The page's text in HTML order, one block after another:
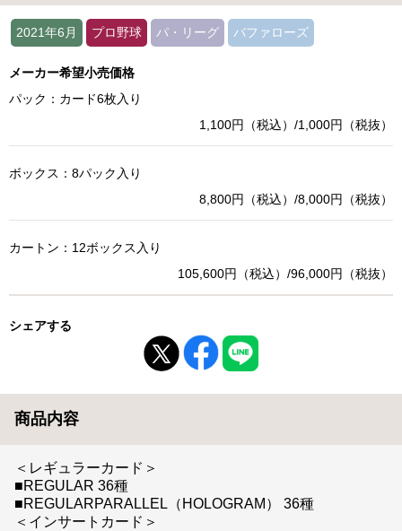
2021年6月 プロ野球 パ・リーグ バファローズ
メーカー希望小売価格
パック：カード6枚入り
1,100円（税込）/1,000円（税抜）
ボックス：8パック入り
8,800円（税込）/8,000円（税抜）
カートン：12ボックス入り
105,600円（税込）/96,000円（税抜）
シェアする
商品内容
＜レギュラーカード＞
■REGULAR 36種
■REGULARPARALLEL（HOLOGRAM） 36種
＜インサートカード＞